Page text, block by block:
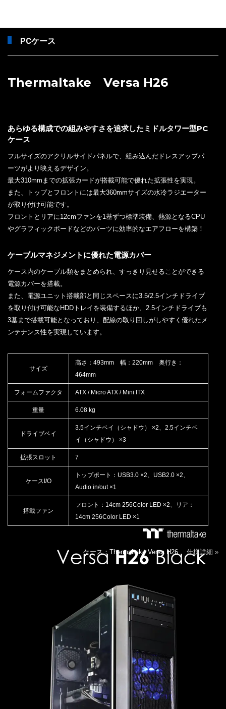
PCケース
Thermaltake Versa H26
あらゆる構成での組みやすさを追求したミドルタワー型PC
ケース
フルサイズのアクリルサイドパネルで、組み込んだドレスアップパ
ーツがより映えるデザイン。
最大310mmまでの拡張カードが搭載可能で優れた拡張性を実現。
また、トップとフロントには最大360mmサイズの水冷ラジエーター
が取り付け可能です。
フロントとリアに12cmファンを1基ずつ標準装備、熱源となるCPU
やグラフィックボードなどのパーツに効率的なエアフローを構築！
ケーブルマネジメントに優れた電源カバー
ケース内のケーブル類をまとめられ、すっきり見せることができる
電源カバーを搭載。
また、電源ユニット搭載部と同じスペースに3.5/2.5インチドライブ
を取り付け可能なHDDトレイを装備するほか、2.5インチドライブも
3基まで搭載可能となっており、配線の取り回しがしやすく優れたメ
ンテナンス性を実現しています。
サイズ
高さ：493mm 幅：220mm 奥行き：
464mm
フォームファクタ ATX / Micro ATX / Mini ITX
重量 6.08 kg
ドライブベイ
3.5インチベイ（シャドウ） ×2、2.5インチベ
イ（シャドウ） ×3
拡張スロット 7
ケースI/O
トップポート：USB3.0 ×2、USB2.0 ×2、
Audio in/out ×1
搭載ファン
フロント：14cm 256Color LED ×2、リア：
14cm 256Color LED ×1
ケース：Thermaltake Versa H26 仕様詳細 »